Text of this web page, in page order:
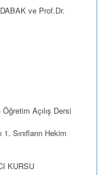
ve Prof.Dr.
Açılış Dersi
Sınıfların Hekim
KURSU